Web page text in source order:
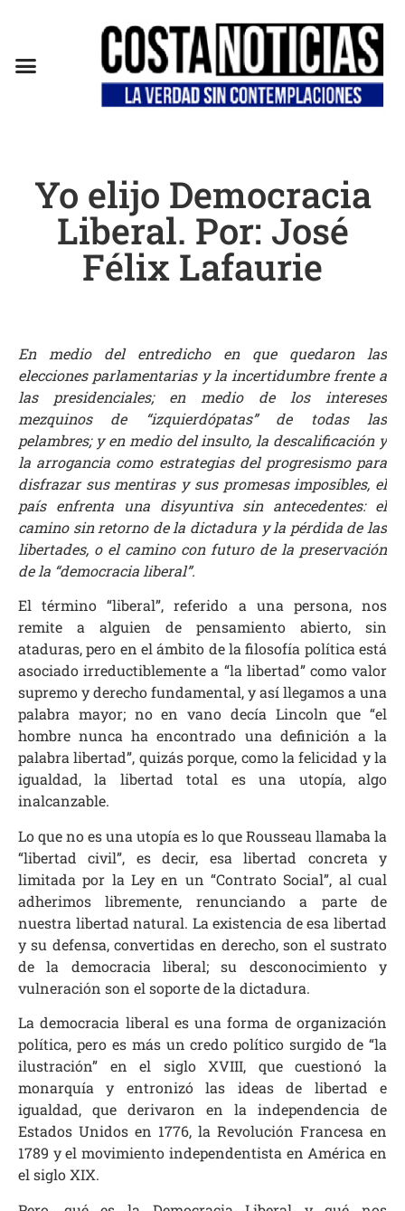
Yo elijo Democracia
Liberal. Por: José
Félix Lafaurie
En medio del entredicho en que quedaron las
elecciones parlamentarias y la incertidumbre frente a
las presidenciales; en medio de los intereses
mezquinos de “izquierdópatas” de todas las
pelambres; y en medio del insulto, la descalificación y
la arrogancia como estrategias del progresismo para
disfrazar sus mentiras y sus promesas imposibles, el
país enfrenta una disyuntiva sin antecedentes: el
camino sin retorno de la dictadura y la pérdida de las
libertades, o el camino con futuro de la preservación
de la “democracia liberal”.
El término “liberal”, referido a una persona, nos
remite a alguien de pensamiento abierto, sin
ataduras, pero en el ámbito de la filosofía política está
asociado irreductiblemente a “la libertad” como valor
supremo y derecho fundamental, y así llegamos a una
palabra mayor; no en vano decía Lincoln que “el
hombre nunca ha encontrado una definición a la
palabra libertad”, quizás porque, como la felicidad y la
igualdad, la libertad total es una utopía, algo
inalcanzable.
Lo que no es una utopía es lo que Rousseau llamaba la
“libertad civil”, es decir, esa libertad concreta y
limitada por la Ley en un “Contrato Social”, al cual
adherimos libremente, renunciando a parte de
nuestra libertad natural. La existencia de esa libertad
y su defensa, convertidas en derecho, son el sustrato
de la democracia liberal; su desconocimiento y
vulneración son el soporte de la dictadura.
La democracia liberal es una forma de organización
política, pero es más un credo político surgido de “la
ilustración” en el siglo XVIII, que cuestionó la
monarquía y entronizó las ideas de libertad e
igualdad, que derivaron en la independencia de
Estados Unidos en 1776, la Revolución Francesa en
1789 y el movimiento independentista en América en
el siglo XIX.